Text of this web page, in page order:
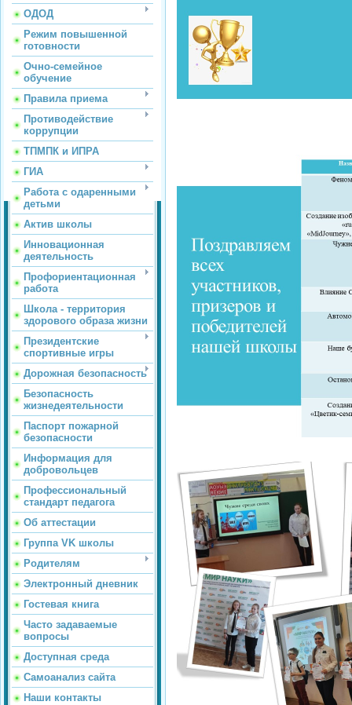
ОДОД
Режим повышенной
готовности
Очно-семейное
обучение
Правила приема
Противодействие
коррупции
ТПМПК и ИПРА
ГИА
Работа с одаренными
детьми
Актив школы
Инновационная
деятельность
Профориентационная
работа
Школа - территория
здорового образа жизни
Президентские
спортивные игры
Дорожная безопасность
Безопасность
жизнедеятельности
Паспорт пожарной
безопасности
Информация для
добровольцев
Профессиональный
стандарт педагога
Об аттестации
Группа VK школы
Родителям
Электронный дневник
Гостевая книга
Часто задаваемые
вопросы
Доступная среда
Самоанализ сайта
Наши контакты